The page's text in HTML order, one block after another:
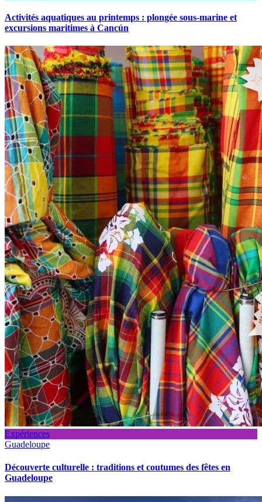
Activités aquatiques au printemps : plongée sous-marine et
excursions maritimes à Cancún
Expériences
Guadeloupe
Découverte culturelle : traditions et coutumes des fêtes en
Guadeloupe